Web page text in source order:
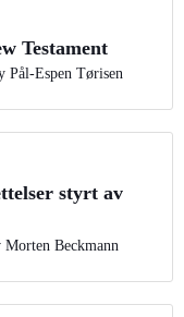
Testament
Pål-Espen Tørisen
styrt av
Beckmann